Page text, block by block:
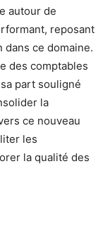
autour de
reposant
ce domaine.
des comptables
part souligné
la
ce nouveau
les
la qualité des